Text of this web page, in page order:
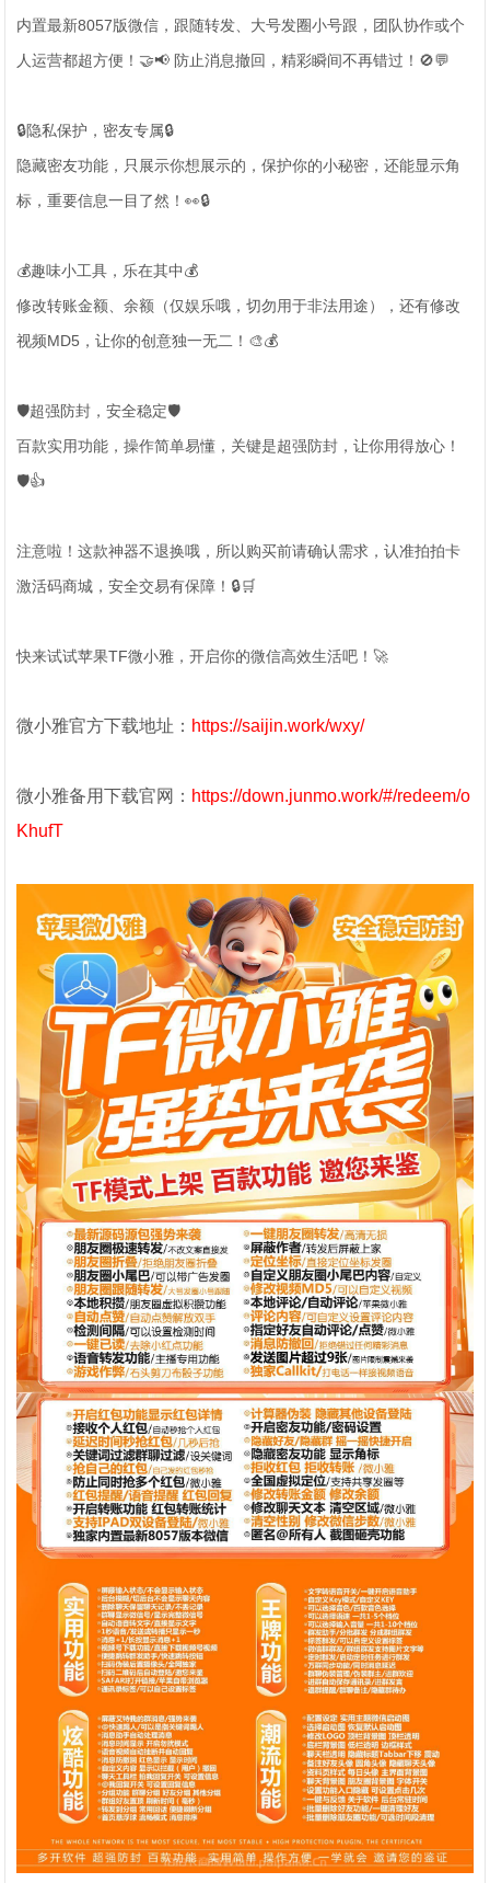
内置最新8057版微信，跟随转发、大号发圈小号跟，团队协作或个
人运营都超方便！🤝📢 防止消息撤回，精彩瞬间不再错过！🚫💬
🔒隐私保护，密友专属🔒
隐藏密友功能，只展示你想展示的，保护你的小秘密，还能显示角
标，重要信息一目了然！👀🔒
💰趣味小工具，乐在其中💰
修改转账金额、余额（仅娱乐哦，切勿用于非法用途），还有修改
视频MD5，让你的创意独一无二！🎨💰
🛡️超强防封，安全稳定🛡️
百款实用功能，操作简单易懂，关键是超强防封，让你用得放心！
🛡️👍
注意啦！这款神器不退换哦，所以购买前请确认需求，认准拍拍卡
激活码商城，安全交易有保障！🔒🛒
快来试试苹果TF微小雅，开启你的微信高效生活吧！🚀
微小雅官方下载地址： https://saijin.work/wxy/
微小雅备用下载官网： https://down.junmo.work/#/redeem/o
KhufT